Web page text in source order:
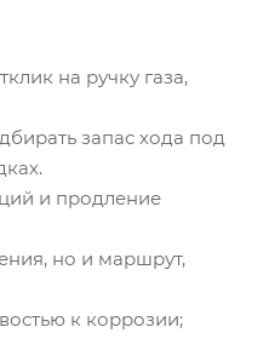
на ручку газа,
запас хода под
и продление
но и маршрут,
к коррозии;